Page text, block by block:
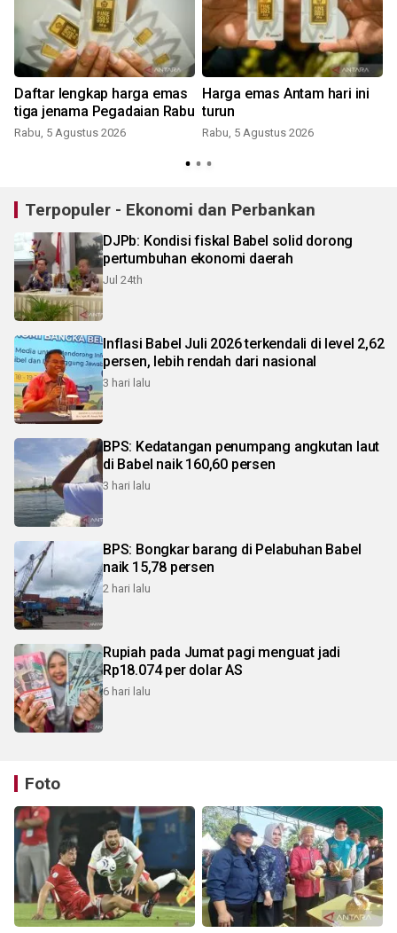
Daftar lengkap harga emas
tiga jenama Pegadaian Rabu
Rabu, 5 Agustus 2026
Harga emas Antam hari ini
turun
Rabu, 5 Agustus 2026
Terpopuler - Ekonomi dan Perbankan
DJPb: Kondisi fiskal Babel solid dorong
pertumbuhan ekonomi daerah
Jul 24th
Inflasi Babel Juli 2026 terkendali di level 2,62
persen, lebih rendah dari nasional
3 hari lalu
BPS: Kedatangan penumpang angkutan laut
di Babel naik 160,60 persen
3 hari lalu
BPS: Bongkar barang di Pelabuhan Babel
naik 15,78 persen
2 hari lalu
Rupiah pada Jumat pagi menguat jadi
Rp18.074 per dolar AS
6 hari lalu
Foto